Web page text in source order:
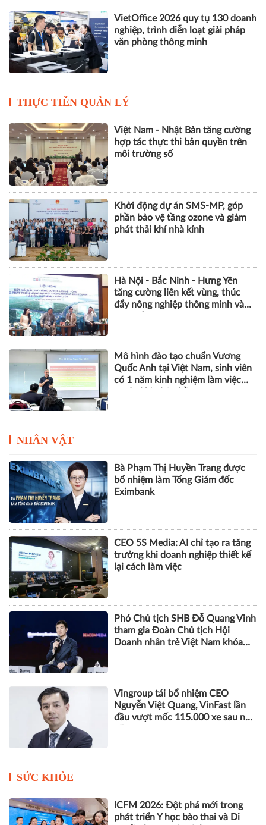
VietOffice 2026 quy tụ 130 doanh
nghiệp, trình diễn loạt giải pháp
văn phòng thông minh
THỰC TIỄN QUẢN LÝ
Việt Nam - Nhật Bản tăng cường
hợp tác thực thi bản quyền trên
môi trường số
Khởi động dự án SMS-MP, góp
phần bảo vệ tầng ozone và giảm
phát thải khí nhà kính
Hà Nội - Bắc Ninh - Hưng Yên
tăng cường liên kết vùng, thúc
đẩy nông nghiệp thông minh và
Mô hình đào tạo chuẩn Vương
Quốc Anh tại Việt Nam, sinh viên
có 1 năm kinh nghiệm làm việc
NHÂN VẬT
Bà Phạm Thị Huyền Trang được
bổ nhiệm làm Tổng Giám đốc
Eximbank
CEO 5S Media: AI chỉ tạo ra tăng
trưởng khi doanh nghiệp thiết kế
lại cách làm việc
Phó Chủ tịch SHB Đỗ Quang Vinh
tham gia Đoàn Chủ tịch Hội
Doanh nhân trẻ Việt Nam khóa
Vingroup tái bổ nhiệm CEO
Nguyễn Việt Quang, VinFast lần
đầu vượt mốc 115.000 xe sau nửa
SỨC KHỎE
ICFM 2026: Đột phá mới trong
phát triển Y học bào thai và Di